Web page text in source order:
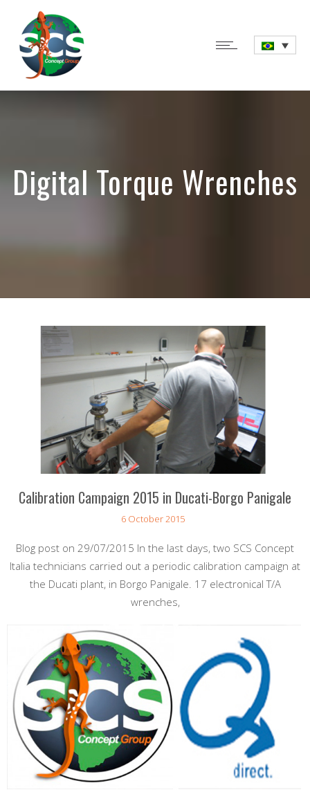
Digital Torque Wrenches
Calibration Campaign 2015 in Ducati-Borgo Panigale
6 October 2015
Blog post on 29/07/2015 In the last days, two SCS Concept
Italia technicians carried out a periodic calibration campaign at
the Ducati plant, in Borgo Panigale. 17 electronical T/A
wrenches,